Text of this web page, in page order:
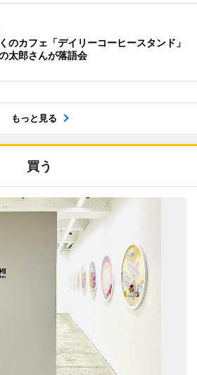
のカフェ「デイリーコーヒースタンド」
太郎さんが落語会
もっと見る
買う